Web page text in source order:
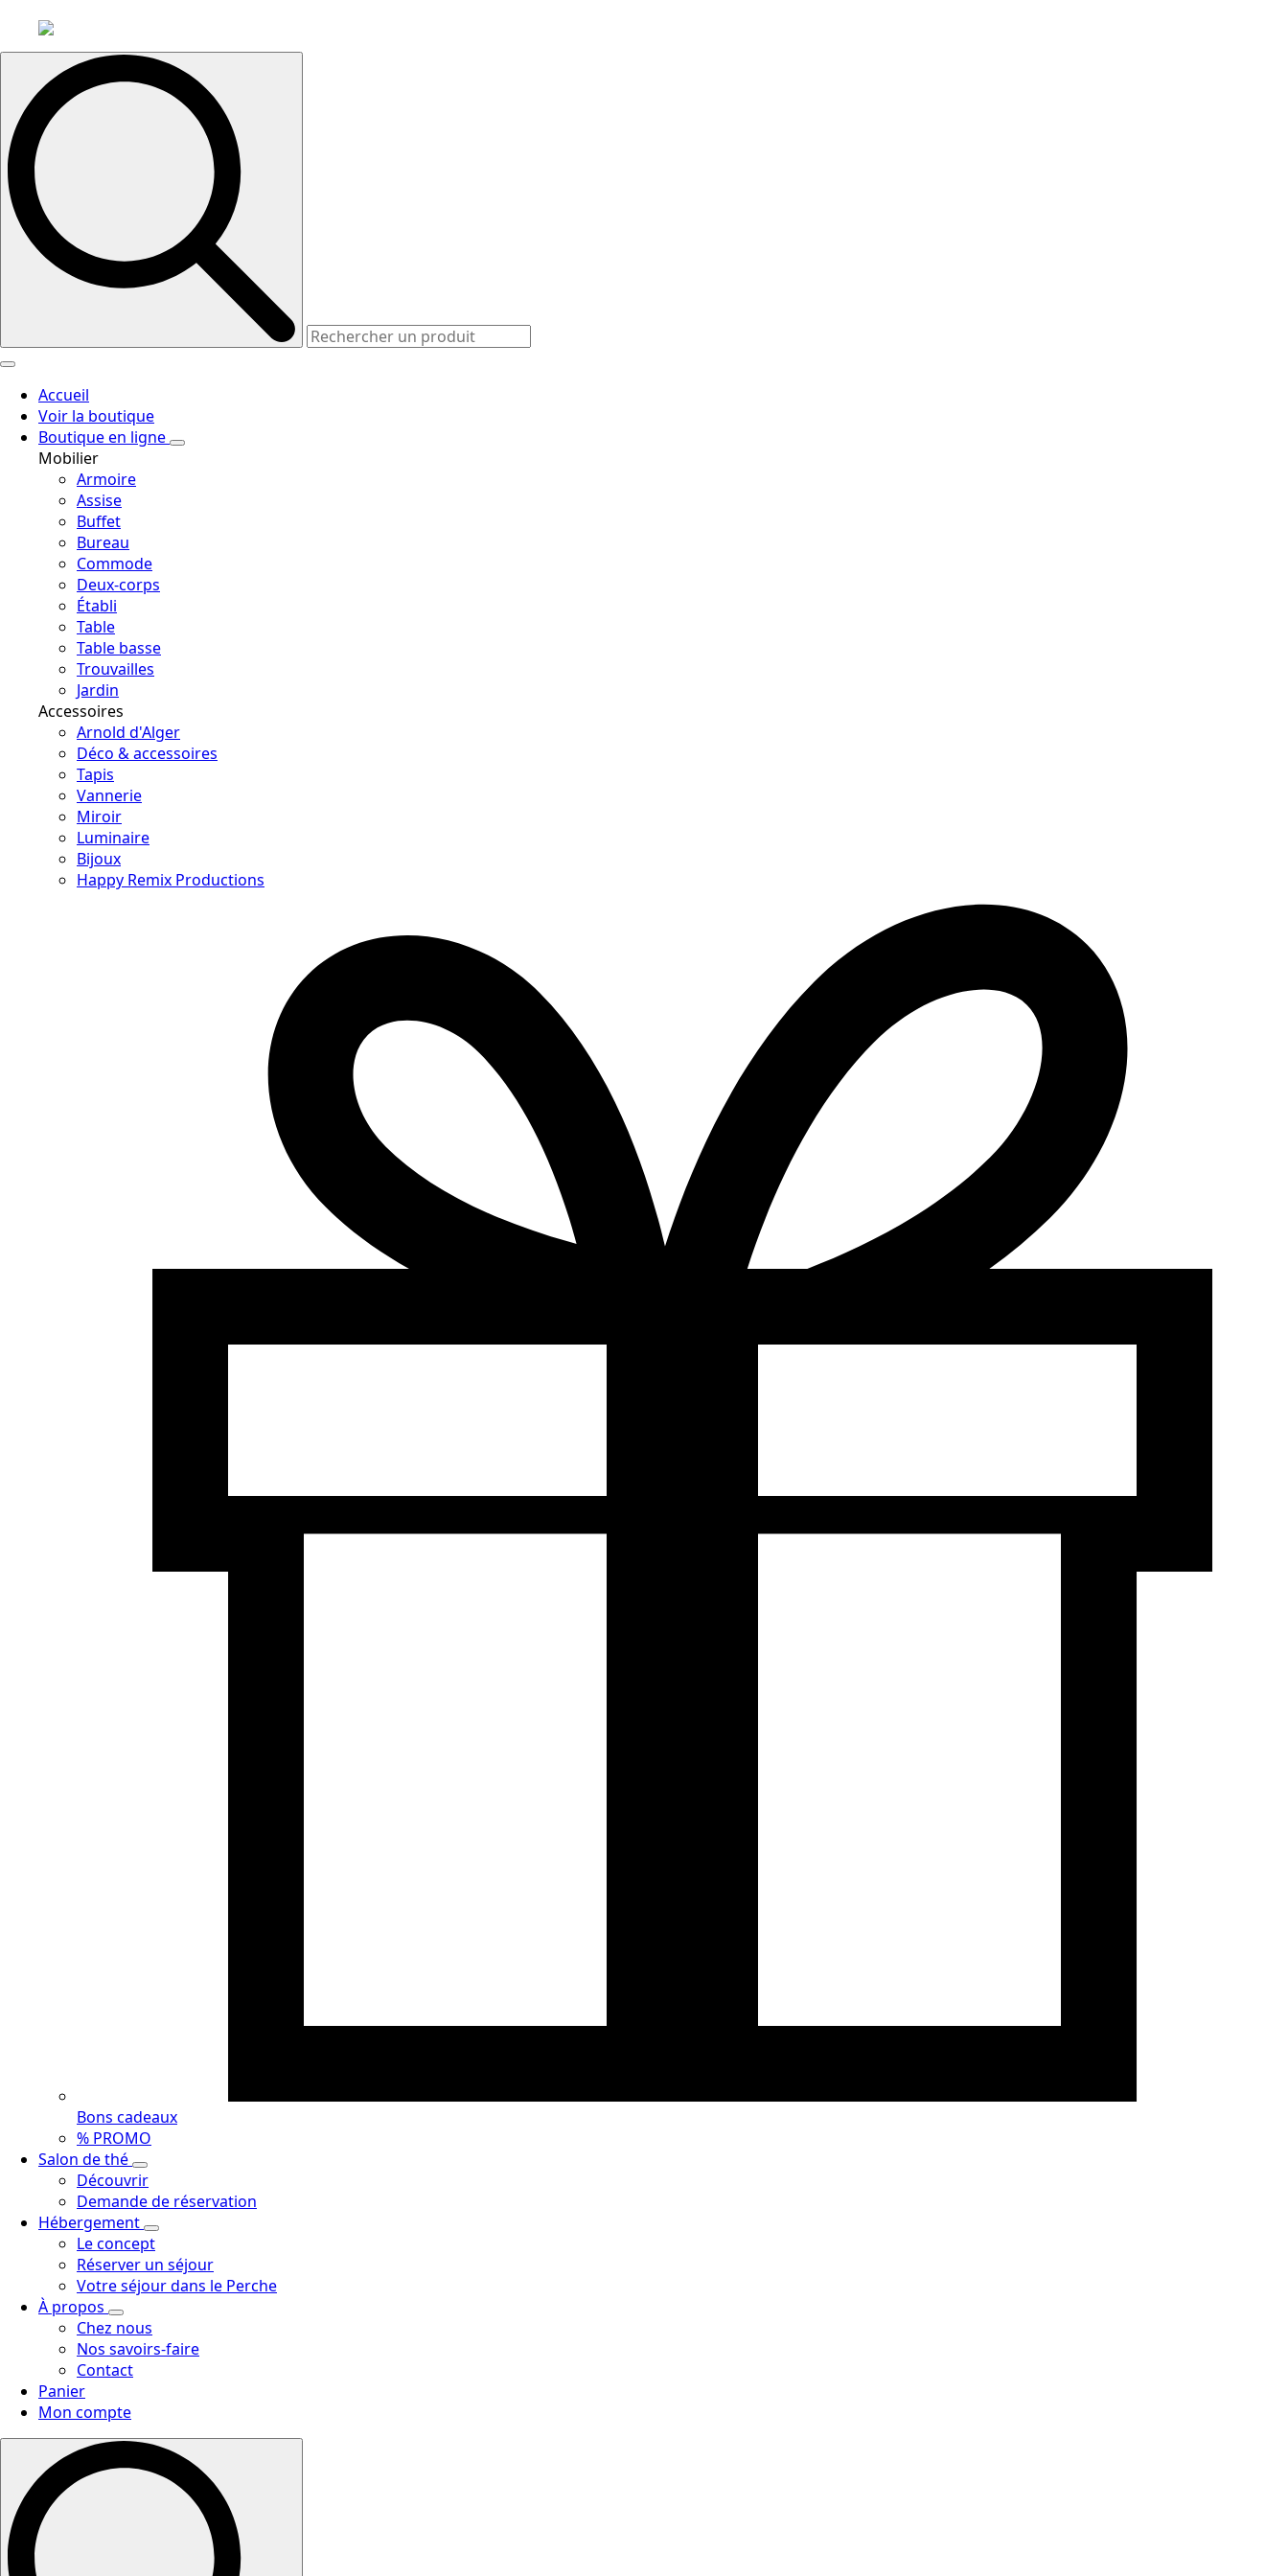
Accueil
Voir la boutique
Boutique en ligne
Mobilier
Armoire
Assise
Buffet
Bureau
Commode
Deux-corps
Établi
Table
Table basse
Trouvailles
Jardin
Accessoires
Arnold d'Alger
Déco & accessoires
Tapis
Vannerie
Miroir
Luminaire
Bijoux
Happy Remix Productions
Bons cadeaux
% PROMO
Salon de thé
Découvrir
Demande de réservation
Hébergement
Le concept
Réserver un séjour
Votre séjour dans le Perche
À propos
Chez nous
Nos savoirs-faire
Contact
Panier
Mon compte